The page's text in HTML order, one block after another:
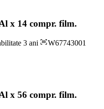
x 14 compr. film.
3 ani
W67743001
x 56 compr. film.